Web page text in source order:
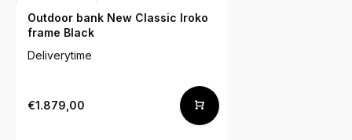
Outdoor bank New Classic Iroko
frame Black
Deliverytime
€1.879,00